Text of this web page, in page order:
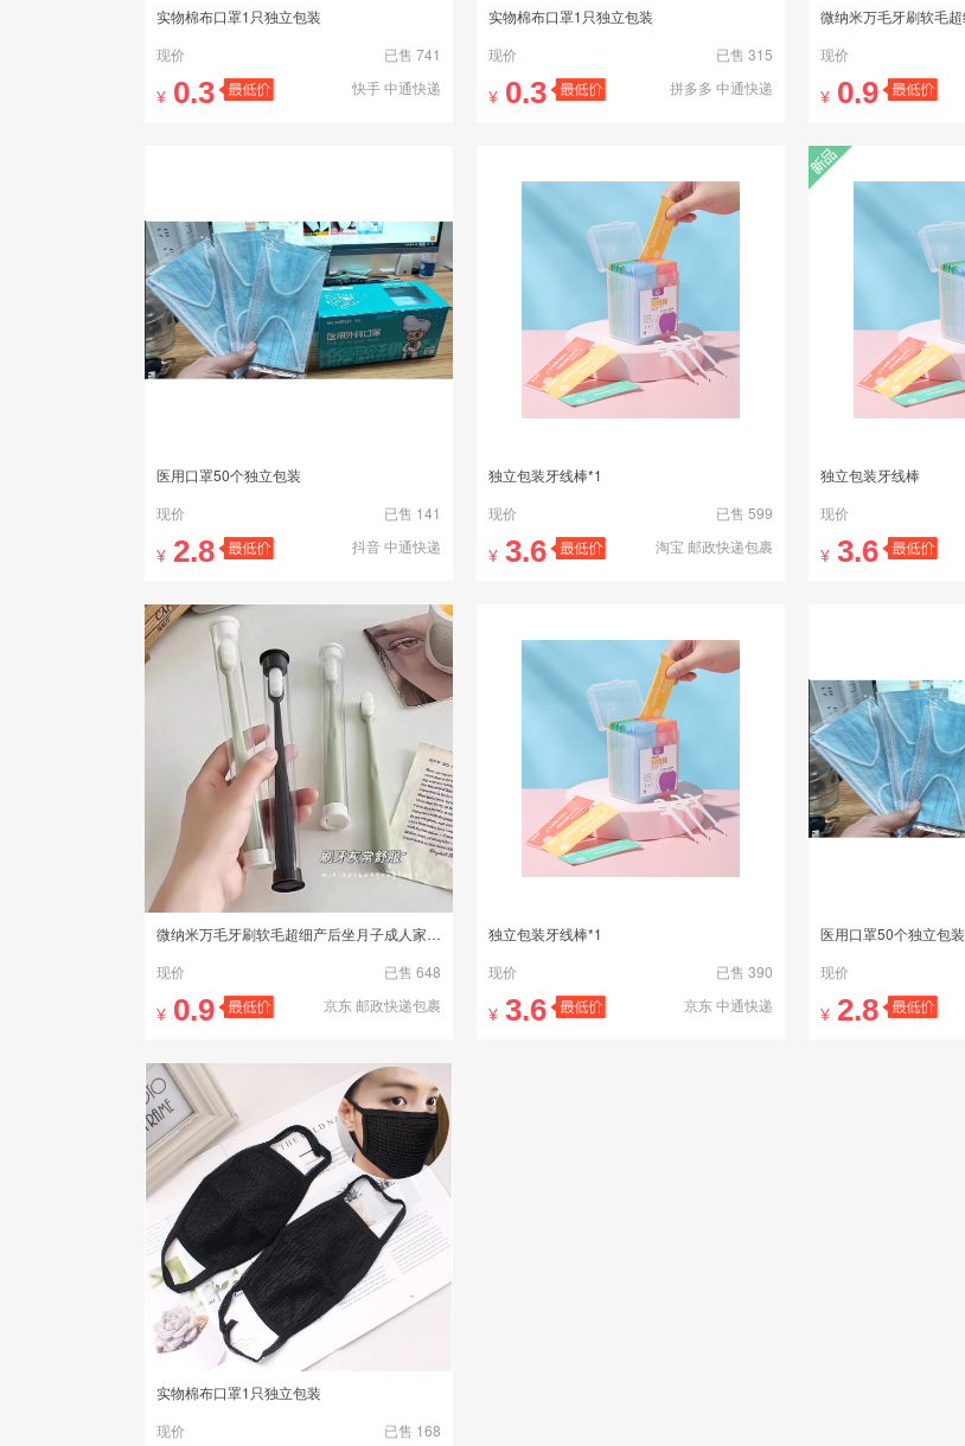
实物棉布口罩1只独立包装
现价
已售 741
¥ 0.3 快手 中通快递
实物棉布口罩1只独立包装
现价
已售 315
¥ 0.3 拼多多 中通快递
现价
¥ 0.9
医用口罩50个独立包装
现价
已售 141
¥ 2.8 抖音 中通快递
独立包装牙线棒*1
现价
已售 599
¥ 3.6 淘宝 邮政快递包裹
独立包装牙线棒
现价
¥ 3.6
微纳米万毛牙刷软毛超细产后坐月子成人家用组合独立护龈牙刷特软
现价
已售 648
¥ 0.9 京东 邮政快递包裹
独立包装牙线棒*1
现价
已售 390
¥ 3.6 京东 中通快递
医用口罩50个独立包装
现价
¥ 2.8
实物棉布口罩1只独立包装
现价
已售 168